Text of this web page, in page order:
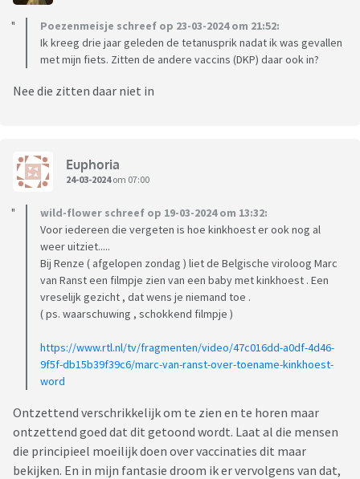
Poezenmeisje schreef op 23-03-2024 om 21:52:
Ik kreeg drie jaar geleden de tetanusprik nadat ik was gevallen
met mijn fiets. Zitten de andere vaccins (DKP) daar ook in?
Nee die zitten daar niet in
Euphoria
24-03-2024om 07:00
wild-flower schreef op 19-03-2024 om 13:32:
Voor iedereen die vergeten is hoe kinkhoest er ook nog al
weer uitziet.....
Bij Renze ( afgelopen zondag ) liet de Belgische viroloog Marc
van Ranst een filmpje zien van een baby met kinkhoest . Een
vreselijk gezicht , dat wens je niemand toe .
( ps. waarschuwing , schokkend filmpje )
https://www.rtl.nl/tv/fragmenten/video/47c016dd-a0df-4d46-
9f5f-db15b39f39c6/marc-van-ranst-over-toename-kinkhoest-
word
Ontzettend verschrikkelijk om te zien en te horen maar
ontzettend goed dat dit getoond wordt. Laat al die mensen
die principieel moeilijk doen over vaccinaties dit maar
bekijken. En in mijn fantasie droom ik er vervolgens van dat,